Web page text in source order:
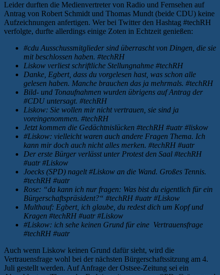
Leider durften die Medienvertreter von Radio und Fernsehen auf
Antrag von Robert Schmidt und Thomas Mundt (beide CDU) keine
Aufzeichnungen anfertigen. Wer bei Twitter den Hashtag #techRH
verfolgte, durfte allerdings einige Zoten in Echtzeit genießen:
#cdu Ausschussmitglieder sind überrascht von Dingen, die sie
mit beschlossen haben. #techRH
Liskow verliest schriftliche Stellungnahme #techRH
Danke, Egbert, dass du vorgelesen hast, was schon alle
gelesen haben. Manche brauchen das ja mehrmals. #techRH
Bild- und Tonaufnahmen wurden übrigens auf Antrag der
#CDU untersagt. #techRH
Liskow: Sie wollen mir nicht vertrauen, sie sind ja
voreingenommen. #techRH
Jetzt kommen die Gedächtnislücken #techRH #uatr #liskow
#Liskow: vielleicht waren auch andere Fragen Thema. Ich
kann mir doch auch nicht alles merken. #techRH #uatr
Der erste Bürger verlässt unter Protest den Saal #techRH
#uatr #Liskow
Joecks (SPD) nagelt #Liskow an die Wand. Großes Tennis.
#techRH #uatr
Rose: “da kann ich nur fragen: Was bist du eigentlich für ein
Bürgerschaftspräsident?“ #techRH #uatr #Liskow
Multhauf: Egbert, ich glaube, du redest dich um Kopf und
Kragen #techRH #uatr #Liskow
#Liskow: ich sehe keinen Grund für eine Vertrauensfrage
#techRH #uatr
Auch wenn Liskow keinen Grund dafür sieht, wird die
Vertrauensfrage wohl bei der nächsten Bürgerschaftssitzung am 4.
Juli gestellt werden. Auf Anfrage der Ostsee-Zeitung sei ein